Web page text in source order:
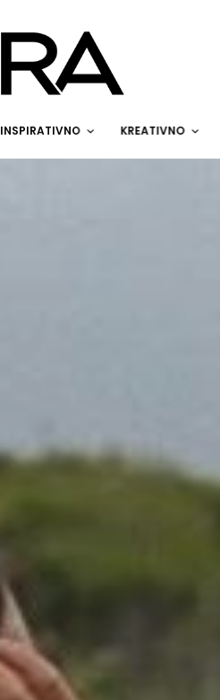
INSPIRATIVNO KREATIVNO